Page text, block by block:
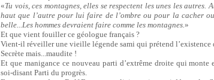
«Tu vois, ces montagnes, elles se respectent les unes les autres.
haut que l’autre pour lui faire de l’ombre ou pour la cacher
belle...Les hommes devraient faire comme les montagnes.»
Et que vient fouiller ce géologue français ?
Vient-il réveiller une vieille légende sami qui prétend l’existence
Secrète mais...maudite !
Et que manigance ce nouveau parti d’extrême droite qui monte
soi-disant Parti du progrès.